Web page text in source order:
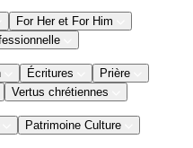
For Her et For Him
Écritures
Prière
Vertus chrétiennes
Patrimoine Culture